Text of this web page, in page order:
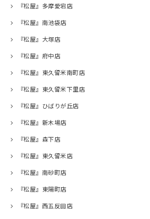
『松屋』多摩愛宕店
『松屋』南池袋店
『松屋』大塚店
『松屋』府中店
『松屋』東久留米南町店
『松屋』東久留米下里店
『松屋』ひばりが丘店
『松屋』新木場店
『松屋』森下店
『松屋』東久留米店
『松屋』南砂町店
『松屋』東陽町店
『松屋』西五反田店